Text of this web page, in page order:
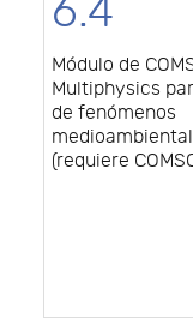
6.4
Módulo de
Multiphysics
de fenómenos
(requiere